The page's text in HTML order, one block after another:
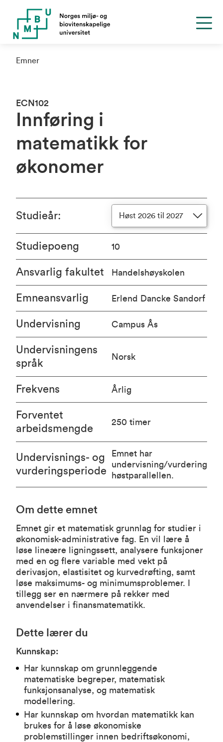
Emner
ECN102
Innføring i
matematikk for
økonomer
Om dette emnet
Emnet gir et matematisk grunnlag for studier i
økonomisk-administrative fag. En vil lære å
løse lineære ligningssett, analysere funksjoner
med en og flere variable med vekt på
derivasjon, elastisitet og kurvedrøfting, samt
løse maksimums- og minimumsproblemer. I
tillegg ser en nærmere på rekker med
anvendelser i finansmatematikk.
Dette lærer du
Kunnskap:
Har kunnskap om grunnleggende
matematiske begreper, matematisk
funksjonsanalyse, og matematisk
modellering.
Har kunnskap om hvordan matematikk kan
brukes for å løse økonomiske
problemstillinger innen bedriftsøkonomi,
Studieår: Høst 2026 til 2027
Studiepoeng 10
Ansvarlig fakultet Handelshøyskolen
Emneansvarlig Erlend Dancke Sandorf
Undervisning Campus Ås
Undervisningens
språk
Norsk
Frekvens Årlig
Forventet
arbeidsmengde
250 timer
Undervisnings- og
vurderingsperiode
Emnet har
undervisning/vurdering
høstparallellen.